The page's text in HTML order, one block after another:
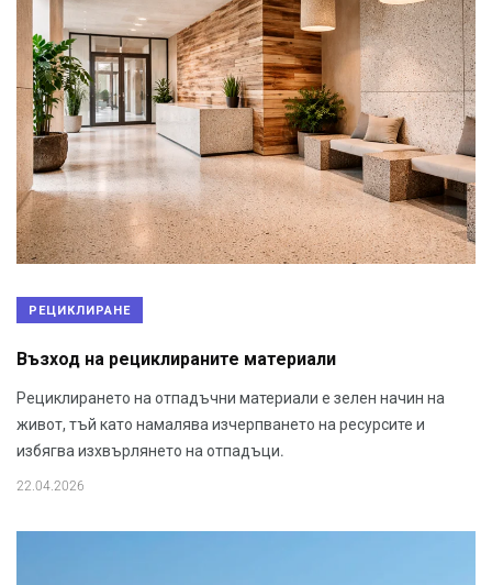
РЕЦИКЛИРАНЕ
Възход на рециклираните материали
Рециклирането на отпадъчни материали е зелен начин на
живот, тъй като намалява изчерпването на ресурсите и
избягва изхвърлянето на отпадъци.
22.04.2026